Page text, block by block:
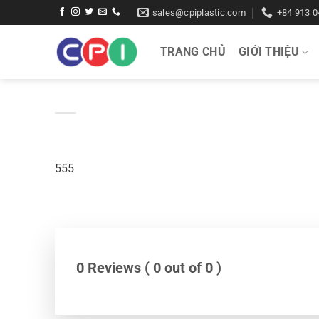
qua
sales@cpiplastic.com +84 913
TRANG CHỦ GIỚI THIỆU
555
0 Reviews ( 0 out of 0 )